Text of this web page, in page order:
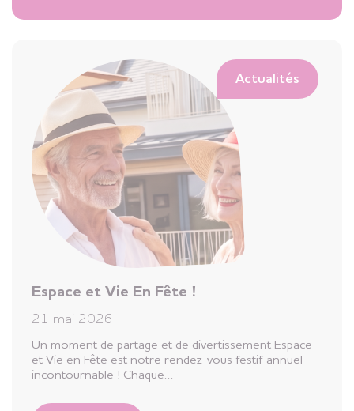
Actualités
Espace et Vie En Fête !
21 mai 2026
Un moment de partage et de divertissement Espace
et Vie en Fête est notre rendez-vous festif annuel
incontournable ! Chaque…